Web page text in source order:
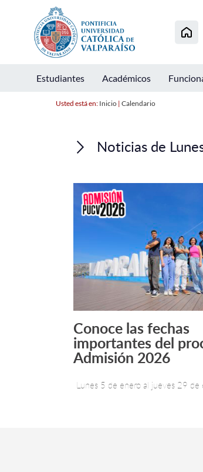
Estudiantes Académicos
Usted está en: Inicio| Calendario
Noticias de
Conoce las fechas
importantes del
Admisión 2026
Lunes 5 de enero al jueves 29